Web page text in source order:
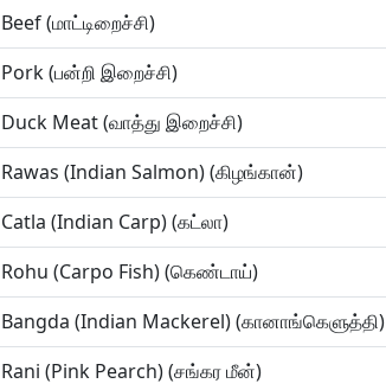
Beef (மாட்டிறைச்சி)
Pork (பன்றி இறைச்சி)
Duck Meat (வாத்து இறைச்சி)
Rawas (Indian Salmon) (கிழங்கான்)
Catla (Indian Carp) (கட்லா)
Rohu (Carpo Fish) (கெண்டாய்)
Bangda (Indian Mackerel) (கானாங்கெளுத்தி)
Rani (Pink Pearch) (சங்கர மீன்)